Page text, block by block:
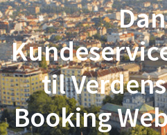
til
Booking